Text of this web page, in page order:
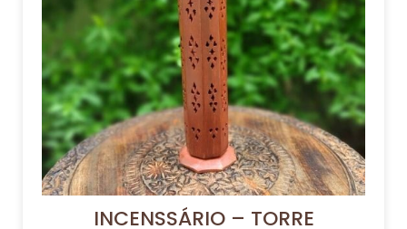
INCENSSÁRIO – TORRE